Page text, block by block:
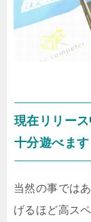
現在リリー
十分遊べます
当然の事では
げるほど高ス